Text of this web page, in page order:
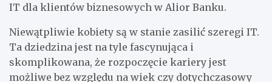
IT dla klientów biznesowych w Alior Banku.
Niewątpliwie kobiety są w stanie zasilić szeregi IT.
Ta dziedzina jest na tyle fascynująca i
skomplikowana, że rozpoczęcie kariery jest
możliwe bez względu na wiek czy dotychczasowy